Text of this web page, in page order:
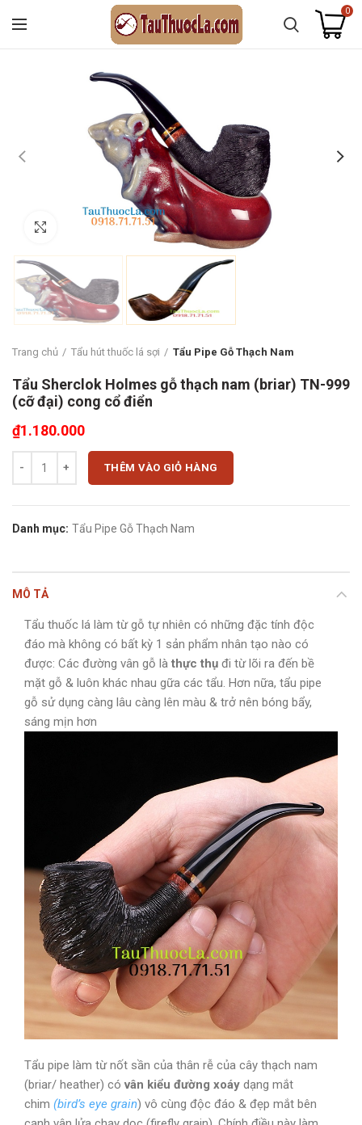
0
Click to enlarge
Trang chủ Tẩu hút thuốc lá sợi Tẩu Pipe Gỗ Thạch Nam
Tẩu Sherclok Holmes gỗ thạch nam (briar) TN-999
(cỡ đại) cong cổ điển
₫1.180.000
Tẩu Sherclok Holmes gỗ thạch nam (briar) TN-999 (cỡ đại) cong cổ
THÊM VÀO GIỎ HÀNG
Danh mục: Tẩu Pipe Gỗ Thạch Nam
MÔ TẢ
Tẩu thuốc lá làm từ gỗ tự nhiên có những đặc tính độc
đáo mà không có bất kỳ 1 sản phẩm nhân tạo nào có
được: Các đường vân gỗ là thực thụ đi từ lõi ra đến bề
mặt gỗ & luôn khác nhau gữa các tẩu. Hơn nữa, tẩu pipe
gỗ sử dụng càng lâu càng lên màu & trở nên bóng bẩy,
sáng mịn hơn
Tẩu pipe làm từ nốt sần của thân rễ của cây thạch nam
(briar/ heather) cóvân kiểu đường xoáy dạng mắt
chim (bird’s eye grain) vô cùng độc đáo & đẹp mắt bên